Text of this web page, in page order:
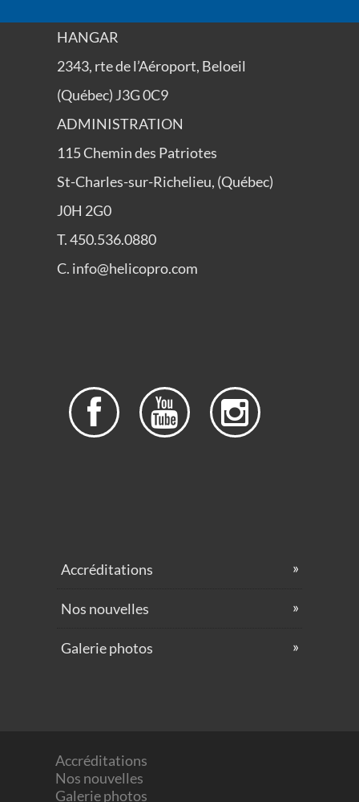
HANGAR
2343, rte de l’Aéroport, Beloeil
(Québec) J3G 0C9
ADMINISTRATION
115 Chemin des Patriotes
St-Charles-sur-Richelieu, (Québec)
J0H 2G0
T. 450.536.0880
C. info@helicopro.com
  
Accréditations
Nos nouvelles
Galerie photos
Accréditations
Nos nouvelles
Galerie photos